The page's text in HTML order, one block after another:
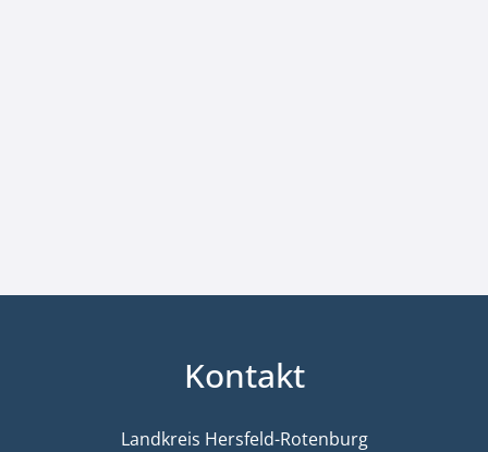
Kontakt
Landkreis Hersfeld-Rotenburg